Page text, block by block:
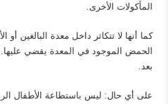
المأكولات الأخرى.
كما أنها لا تتكاثر داخل معدة البالغين
الحمض الموجود في المعدة يقضي
بعد.
على أي حال: ليس باستطاعة الأطفال